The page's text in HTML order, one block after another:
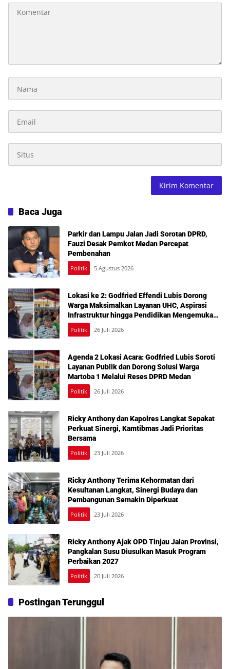
Baca Juga
Parkir dan Lampu Jalan Jadi Sorotan DPRD,
Fauzi Desak Pemkot Medan Percepat
Pembenahan
Politik 5 Agustus 2026
Lokasi ke 2: Godfried Effendi Lubis Dorong
Warga Maksimalkan Layanan UHC, Aspirasi
Infrastruktur hingga Pendidikan Mengemuka
dalam Reses Medan Amplas
Politik 26 Juli 2026
Agenda 2 Lokasi Acara: Godfried Lubis Soroti
Layanan Publik dan Dorong Solusi Warga
Martoba 1 Melalui Reses DPRD Medan
Politik 26 Juli 2026
Ricky Anthony dan Kapolres Langkat Sepakat
Perkuat Sinergi, Kamtibmas Jadi Prioritas
Bersama
Politik 23 Juli 2026
Ricky Anthony Terima Kehormatan dari
Kesultanan Langkat, Sinergi Budaya dan
Pembangunan Semakin Diperkuat
Politik 23 Juli 2026
Ricky Anthony Ajak OPD Tinjau Jalan Provinsi,
Pangkalan Susu Diusulkan Masuk Program
Perbaikan 2027
Politik 20 Juli 2026
Postingan Terunggul